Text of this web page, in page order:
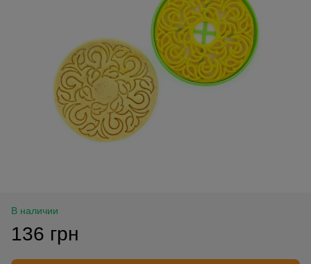
В наличии
136 грн